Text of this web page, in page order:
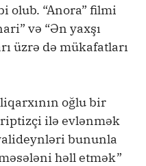
olub. “Anora” filmi
və “Ən yaxşı
üzrə də mükafatları
oğlu bir
ilə evlənmək
bununla
həll etmək”